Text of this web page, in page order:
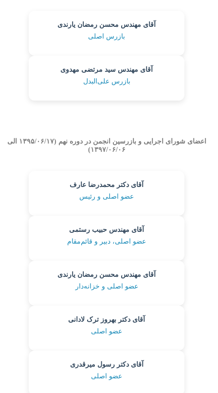
آقای مهندس محسن رمضان یارندی
بازرس اصلی
آقای مهندس سید مرتضی مهدوی
بازرس علی‌البدل
اعضای شورای اجرایی و بازرسین انجمن در دوره نهم (۱۳۹۵/۰۶/۱۷ الی
۱۳۹۷/۰۶/۰۶)
آقای دکتر محمدرضا عارف
عضو اصلی و رئیس
آقای مهندس حبیب رستمی
عضو اصلی، دبیر و قائم‌مقام
آقای مهندس محسن رمضان یارندی
عضو اصلی و خزانه‌دار
آقای دکتر بهروز ترک لادانی
عضو اصلی
آقای دکتر رسول میرقدری
عضو اصلی